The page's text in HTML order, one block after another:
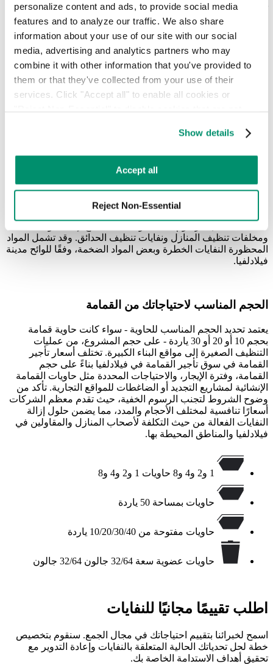
personalize content and ads, to provide social media
features and to analyze our traffic. We also share
information about your use of our site with our social
media, advertising and analytics partners who may
combine it with other information that you've provided to
them or that they've collected from your use of their
services. Click "Accept all" to enable all cookies or
preferences by toggling the different kinds of cookies.
Privacy Policy.
Show details
Accept all
Reject Non-Essential
دعنا ننظم إدارة نفايات مشروعك
يعد استئجار حاوية قمامة أمرًا ضروريًا لإدارة النفايات من المشاريع
المختلفة بكفاءة، بما في ذلك تجديدات المنازل، والتنظيف،
والسقوف، والمناظر الطبيعية، ومشاريع البناء في منطقة فيلادلفيا.
إنه يبسط عملية إزالة النفايات، مما يضمن عملية تنظيف خالية من
المتاعب. يضمن لك اختيار أفضل خدمات تأجير القمامة بقاء
مشروعك في الوقت المحدد، دون القلق بشأن التخلص من النفايات،
خاصة بالنسبة للمساعي الكبيرة في ولاية بنسلفانيا، بما في ذلك
لست متأكدًا مما يمكن وضعه في حاوية القمامة؟
للسحب، وسيلة متعددة الاستخدامات للتخلص من مختلف المواد،
بدءًا من مخلفات البناء وصولاً إلى نفايات الحدائق. ومع ذلك، من
الضروري الالتزام بشروط إدارة النفايات المعمول بها في منطقة
فيلادلفيا لتجنب الرسوم الخفية. وعادةً ما يُسمح بإلقاء مواد البناء
ومخلفات تنظيف المنازل ونفايات تنظيف الحدائق. وقد تشمل المواد
المحظورة النفايات الخطرة وبعض المواد الضخمة، وفقًا للوائح مدينة
فيلادلفيا.
الحجم المناسب لاحتياجاتك من القمامة
يعتمد تحديد الحجم المناسب للحاوية - سواء كانت حاوية قمامة
بحجم 10 أو 20 أو 30 ياردة - على حجم المشروع، من عمليات
التنظيف الصغيرة إلى مواقع البناء الكبيرة. تختلف أسعار تأجير
القمامة في سوق تأجير القمامة في فيلادلفيا بناءً على حجم
القمامة، وفترة الإيجار، والاحتياجات المحددة مثل حاويات القمامة
الإنشائية لمشاريع التجديد أو الضاغطات للمواقع التجارية. تأكد من
وضوح الشروط لتجنب الرسوم الخفية، حيث تقدم معظم الشركات
أسعارًا تنافسية لمختلف الأحجام والمدد، مما يضمن حلول إزالة
النفايات الفعالة من حيث التكلفة لأصحاب المنازل والمقاولين في
فيلادلفيا والمناطق المحيطة بها.
1 و2 و4 و8 حاويات 1 و2 و4 و8
حاويات بمساحة 50 ياردة
حاويات مفتوحة من 10/20/30/40 ياردة
حاويات عضوية سعة 32/64 جالون 32/64 جالون
اطلب تقييمًا مجانيًا للنفايات
اسمح لخبرائنا بتقييم احتياجاتك في مجال الجمع. سنقوم بتخصيص
خطة لحل تحدياتك الحالية المتعلقة بالنفايات وإعادة التدوير مع
تحقيق أهداف الاستدامة الخاصة بك.